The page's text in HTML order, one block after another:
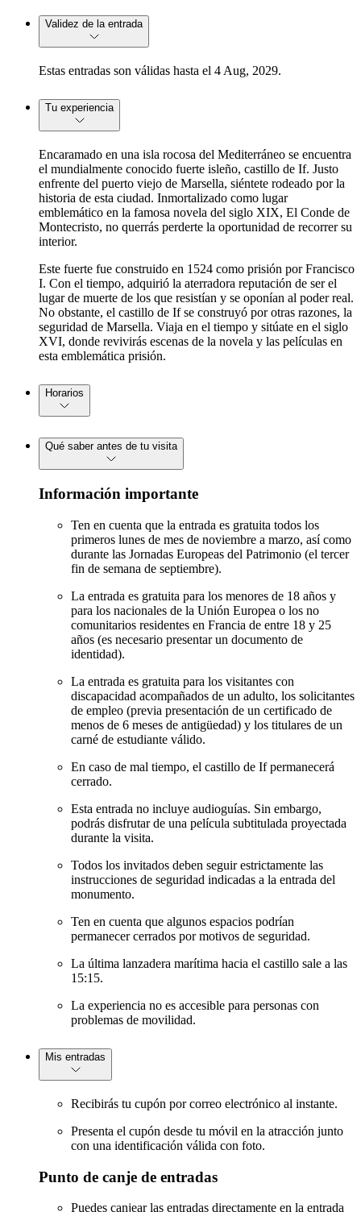
Validez de la entrada
Estas entradas son válidas hasta el 4 Aug, 2029.
Tu experiencia
Encaramado en una isla rocosa del Mediterráneo se encuentra
el mundialmente conocido fuerte isleño, castillo de If. Justo
enfrente del puerto viejo de Marsella, siéntete rodeado por la
historia de esta ciudad. Inmortalizado como lugar
emblemático en la famosa novela del siglo XIX, El Conde de
Montecristo, no querrás perderte la oportunidad de recorrer su
interior.
Este fuerte fue construido en 1524 como prisión por Francisco
I. Con el tiempo, adquirió la aterradora reputación de ser el
lugar de muerte de los que resistían y se oponían al poder real.
No obstante, el castillo de If se construyó por otras razones, la
seguridad de Marsella. Viaja en el tiempo y sitúate en el siglo
XVI, donde revivirás escenas de la novela y las películas en
esta emblemática prisión.
Horarios
Qué saber antes de tu visita
Información importante
Ten en cuenta que la entrada es gratuita todos los
primeros lunes de mes de noviembre a marzo, así como
durante las Jornadas Europeas del Patrimonio (el tercer
fin de semana de septiembre).
La entrada es gratuita para los menores de 18 años y
para los nacionales de la Unión Europea o los no
comunitarios residentes en Francia de entre 18 y 25
años (es necesario presentar un documento de
identidad).
La entrada es gratuita para los visitantes con
discapacidad acompañados de un adulto, los solicitantes
de empleo (previa presentación de un certificado de
menos de 6 meses de antigüedad) y los titulares de un
carné de estudiante válido.
En caso de mal tiempo, el castillo de If permanecerá
cerrado.
Esta entrada no incluye audioguías. Sin embargo,
podrás disfrutar de una película subtitulada proyectada
durante la visita.
Todos los invitados deben seguir estrictamente las
instrucciones de seguridad indicadas a la entrada del
monumento.
Ten en cuenta que algunos espacios podrían
permanecer cerrados por motivos de seguridad.
La última lanzadera marítima hacia el castillo sale a las
15:15.
La experiencia no es accesible para personas con
problemas de movilidad.
Mis entradas
Recibirás tu cupón por correo electrónico al instante.
Presenta el cupón desde tu móvil en la atracción junto
con una identificación válida con foto.
Punto de canje de entradas
Puedes canjear las entradas directamente en la entrada